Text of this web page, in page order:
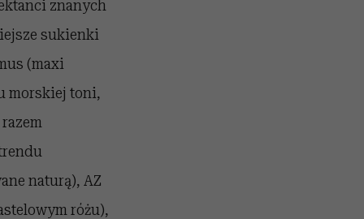
znanych
sukienki
(maxi
morskiej toni,
naturą), AZ
różu),